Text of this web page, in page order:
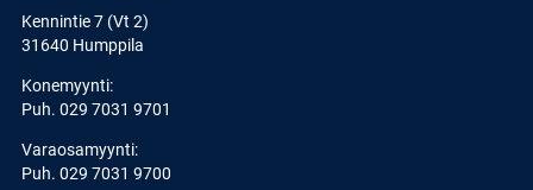
Kennintie 7 (Vt 2)
31640 Humppila
Konemyynti:
Puh. 029 7031 9701
Varaosamyynti:
Puh. 029 7031 9700